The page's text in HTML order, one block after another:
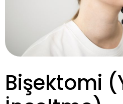
Bişektomi